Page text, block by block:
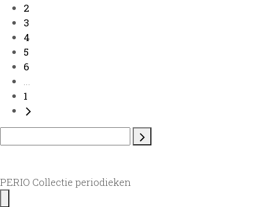
2
3
4
5
6
1
PERIO Collectie periodieken